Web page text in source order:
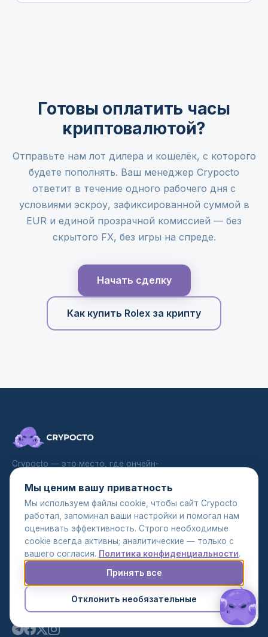
Готовы оплатить часы
криптовалютой?
Отправьте нам лот дилера и кошелёк, с которого
будете пополнять. Ваш менеджер Crypocto
ответит в течение одного рабочего дня с
условиями эскроу, зафиксированной суммой в
EUR и единой прозрачной комиссией — без
скрытого FX, без игры на спреде.
Начать сделку
Как купить Rolex за крипту
Crypocto — это место, где ончейн-
корпоративного уровня: крипто-эскроу
для реальных активов и on/off-ramp
сервис. Покупайте недвижимость,
авто, яхты, часы и ювелирные изделия
за криптовалюту — или конвертируйте
между фиатом и USDT/USDC через
SEPA/SWIFT без шума розничных бирж.
Один именованный менеджер на
сделку, прозрачные комиссии,
документация для аудита.
Мы ценим вашу приватность
Мы используем файлы cookie, чтобы сайт Crypocto
работал, запоминал ваши настройки и помогал нам
оценивать эффективность. Строго необходимые
cookie всегда активны; аналитические — только с
вашего согласия. Политика конфиденциальности.
Отклонить необязательные
Принять все